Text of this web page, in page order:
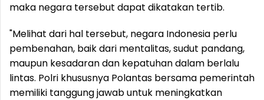
maka negara tersebut dapat dikatakan tertib.
"Melihat dari hal tersebut, negara Indonesia perlu
pembenahan, baik dari mentalitas, sudut pandang,
maupun kesadaran dan kepatuhan dalam berlalu
lintas. Polri khususnya Polantas bersama pemerintah
memiliki tanggung jawab untuk meningkatkan